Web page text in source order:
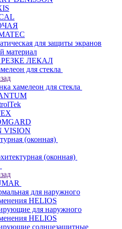
для защиты экранов
материал
РЕЗКЕ ЛЕКАЛ
для стекла
хамелеон для стекла
VISION
(оконная)
(оконная)
для наружного
HELIOS
для наружного
HELIOS
солнцезащитные